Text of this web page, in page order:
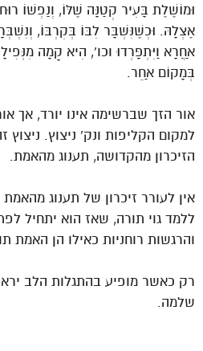
וּמוֹשֶׁלֶת בָּעִיר קְטַנָּה שֶׁלּוֹ, וְנַפְשׁוֹ
אֶצְלָהּ. וּכְשֶׁנִּשְׁבָּר לִבּוֹ בְּקִרְבּוֹ,
אַחֲרָא וַיִּתְפָּרְדוּ וכו’, הִיא קָמָה
בְּמָקוֹם אַחֵר.
אור הזך שברשימה אינו יורד, אך
למקום הקליפות ונק’ ניצוץ. ניצוץ
הזיכרון מהקדושה, תענוג מהאמת.
אין לעורר זיכרון של תענוג
ללמד גוי תורה, שאז הוא יתחיל
והרגשות רוחניות כאילו הן האמת
רק כאשר מופיע בהתגלות הלב
שלמה.